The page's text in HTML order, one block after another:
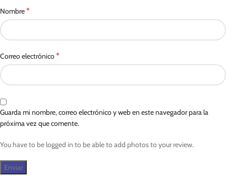
Nombre*
Correo electrónico*
Guarda mi nombre, correo electrónico y web en este navegador para la
próxima vez que comente.
You have to be logged in to be able to add photos to your review.